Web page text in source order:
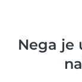
Nega je